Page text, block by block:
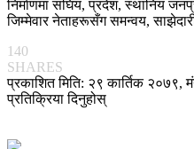
निर्माणमा संघिय, प्रदेश, स्थानिय
जिम्मेवार नेताहरूसँग समन्वय,
140
SHARES
प्रकाशित मिति: २९ कार्तिक २०७९,
प्रतिक्रिया दिनुहोस्